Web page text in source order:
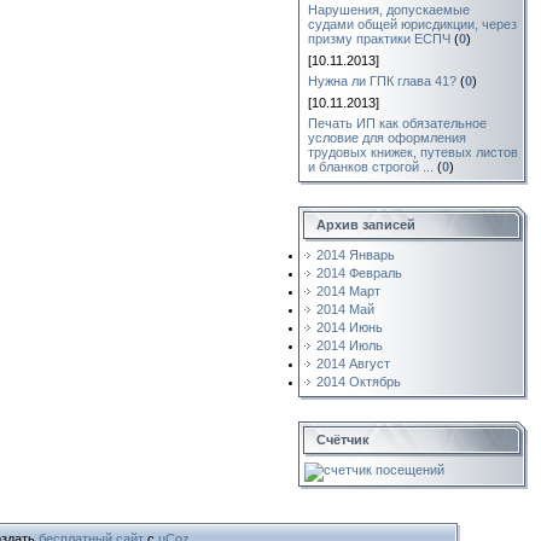
Нарушения, допускаемые
судами общей юрисдикции, через
призму практики ЕСПЧ (0)
[10.11.2013]
Нужна ли ГПК глава 41? (0)
[10.11.2013]
Печать ИП как обязательное
условие для оформления
трудовых книжек, путевых листов
и бланков строгой ...
(0)
Архив записей
2014 Январь
2014 Февраль
2014 Март
2014 Май
2014 Июнь
2014 Июль
2014 Август
2014 Октябрь
Счётчик